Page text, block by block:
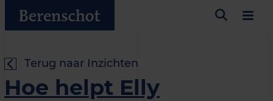
Terug naar Inzichten
Hoe helpt Elly